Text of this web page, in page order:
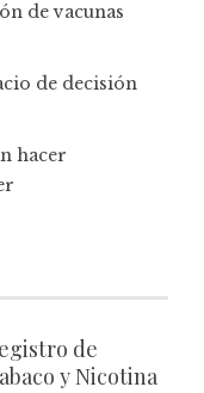
de vacunas
de decisión
hacer
de
y Nicotina